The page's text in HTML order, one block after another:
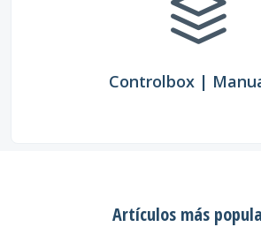
Controlbox |
Artículos más